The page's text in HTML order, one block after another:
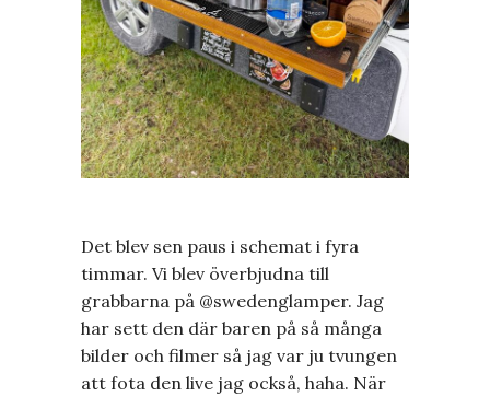
Det blev sen paus i schemat i fyra
timmar. Vi blev överbjudna till
grabbarna på @swedenglamper. Jag
har sett den där baren på så många
bilder och filmer så jag var ju tvungen
att fota den live jag också, haha. När